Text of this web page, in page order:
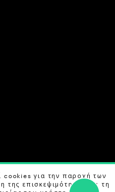
RIGHTS RESERVED.
DEVELOPED BYB LABS
cookies για την παροχή των
επισκεψιμότητας και τη